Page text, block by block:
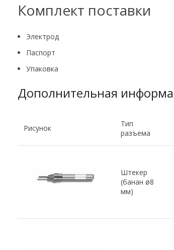
Комплект поставки
Электрод
Паспорт
Упаковка
Дополнительная
Рисунок
Тип
разъема
Штекер
(банан ø8
мм)